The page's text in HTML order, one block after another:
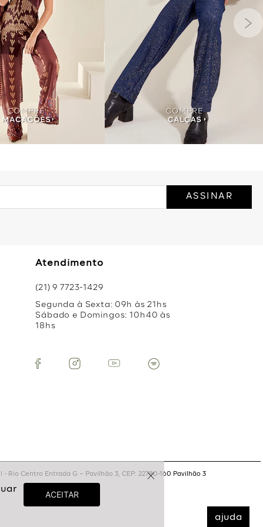
ajuda
ASSINAR
Atendimento
(21) 9 7723-1429
Segunda à Sexta: 09h às 21hs
Sábado e Domingos: 10h40 às
18hs
Rio Centro Entrada G – Pavilhão 3, CEP: 22780-160 Pavilhão 3